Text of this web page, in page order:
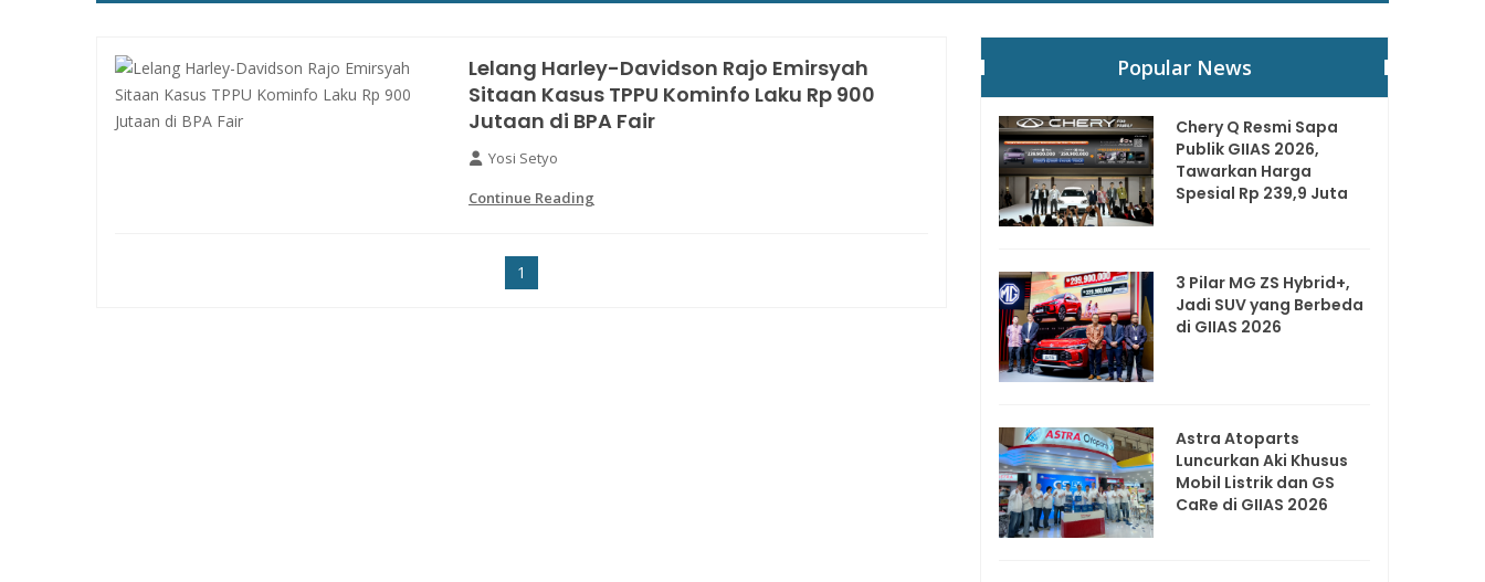
Lelang Harley-Davidson Rajo Emirsyah
Sitaan Kasus TPPU Kominfo Laku Rp 900
Jutaan di BPA Fair
Yosi Setyo
Continue Reading
1
Popular News
Chery Q Resmi Sapa
Publik GIIAS 2026,
Tawarkan Harga
Spesial Rp 239,9 Juta
3 Pilar MG ZS Hybrid+,
Jadi SUV yang Berbeda
di GIIAS 2026
Astra Atoparts
Luncurkan Aki Khusus
Mobil Listrik dan GS
CaRe di GIIAS 2026